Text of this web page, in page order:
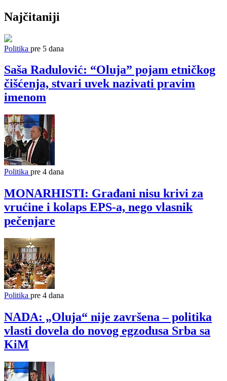
Najčitaniji
Politika pre 5 dana
Saša Radulović: “Oluja” pojam etničkog
čišćenja, stvari uvek nazivati pravim
imenom
Politika pre 4 dana
MONARHISTI: Građani nisu krivi za
vrućine i kolaps EPS-a, nego vlasnik
pečenjare
Politika pre 4 dana
NADA: „Oluja“ nije završena – politika
vlasti dovela do novog egzodusa Srba sa
KiM